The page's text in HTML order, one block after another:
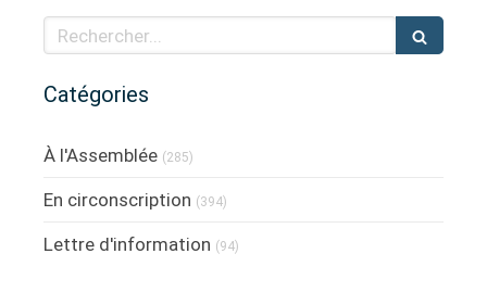
Rechercher
Catégories
À l'Assemblée (285)
En circonscription (394)
Lettre d'information (94)